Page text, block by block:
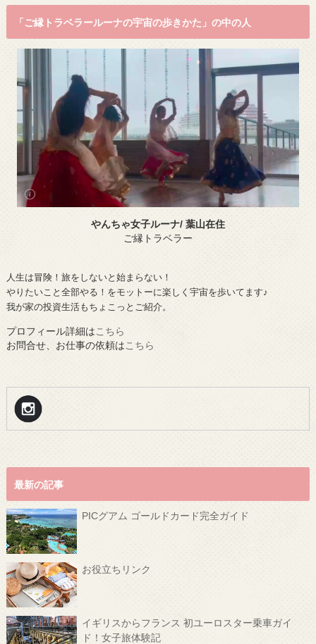
「ご縁トラベラールーナの宇宙の歩きかた」の中の人
やんちゃ女子ルーナ/ 葉山在住
ご縁トラベラー
人生は冒険！旅をしないと始まらない！
やりたいこと全部やる！をモットーに楽しく宇宙を歩いてます♪
我が家の投資生活もちょこっとご紹介。
プロフィール詳細はこちら
お問合せ、お仕事の依頼はこちら
最新の記事
PICグアム ゴールドカード完全ガイド
お役立ちリンク
イギリスからフランス 初ユーロスター乗車ガイ
ド！女子旅体験記